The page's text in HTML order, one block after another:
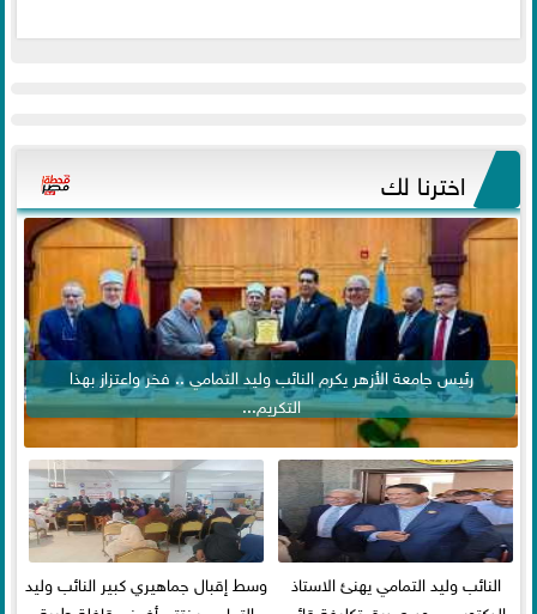
اخترنا لك
رئيس جامعة الأزهر يكرم النائب وليد التمامي .. فخر واعتزاز بهذا
التكريم...
النائب وليد التمامي يهنئ الاستاذ
وسط إقبال جماهيري كبير النائب وليد